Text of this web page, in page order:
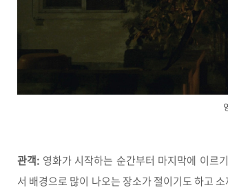
관객: 영화가 시작하는 순간부터 마지막에 이르
서 배경으로 많이 나오는 장소가 절이기도 하고